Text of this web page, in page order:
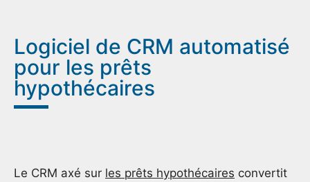
Logiciel de CRM automatisé
pour les prêts
hypothécaires
Le CRM axé sur les prêts hypothécaires convertit